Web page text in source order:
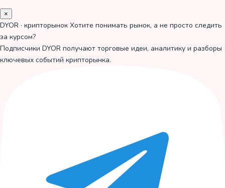
×
DYOR · крипторынок Хотите понимать рынок, а не просто следить
за курсом?
Подписчики DYOR получают торговые идеи, аналитику и разборы
ключевых событий крипторынка.